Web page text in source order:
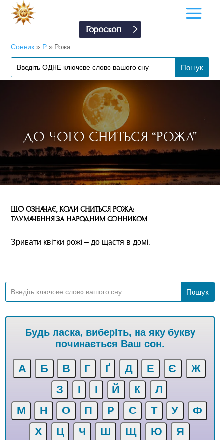
Гороскоп
Сонник » Р » Рожа
ДО ЧОГО СНИТЬСЯ “РОЖА”
ЩО ОЗНАЧАЄ, КОЛИ СНИТЬСЯ РОЖА:
ТЛУМАЧЕННЯ ЗА НАРОДНИМ СОННИКОМ
Зривати квітки рожі – до щастя в домі.
Будь ласка, виберіть, на яку букву
починається Ваш сон.
А Б В Г Ґ Д Е Є
Ж
З
І Ї Й К
Л
М
Н О П Р С Т У
Ф
Х
Ц Ч Ш Щ Ю Я